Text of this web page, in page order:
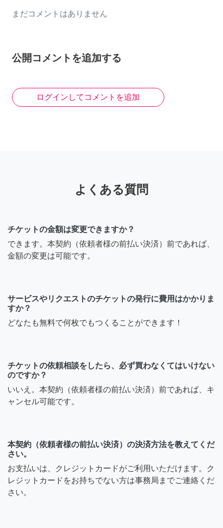
まだコメントはありません
公開コメントを追加する
ログインしてコメントを追加
よくある質問
チケットの金額は変更できますか？
できます。本契約（依頼者様の前払い決済）前であれば、
金額の変更は可能です。
サービスやリクエストのチケットの発行に費用はかかりま
すか？
どなたも無料で何枚でもつくることができます！
チケットの依頼相談をしたら、必ず買わなくてはいけない
のですか？
いいえ。本契約（依頼者様の前払い決済）前であれば、キ
ャンセル可能です。
本契約（依頼者様の前払い決済）の決済方法を教えてくだ
さい。
お支払いは、クレジットカードがご利用いただけます。ク
レジットカードをお持ちでない方は事務局までご連絡くだ
さい。